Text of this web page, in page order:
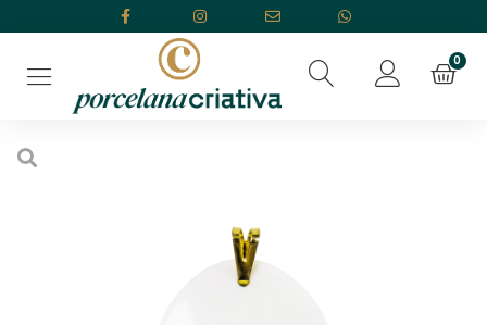
Porcelana Branca/Placas, Medalhas E Pingentes
Oval com Argola Banhada a Ouro